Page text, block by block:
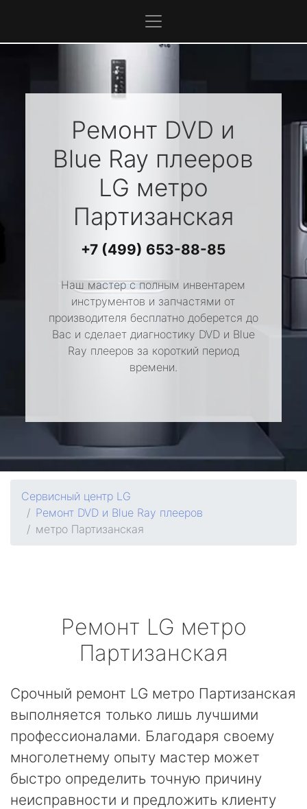
Ремонт DVD и
Blue Ray плееров
LG метро
Партизанская
+7 (499) 653-88-85
Наш мастер с полным инвентарем
инструментов и запчастями от
производителя бесплатно доберется до
Вас и сделает диагностику DVD и Blue
Ray плееров за короткий период
времени.
Сервисный центр LG
Ремонт DVD и Blue Ray плееров
метро Партизанская
Ремонт LG метро
Партизанская
Срочный ремонт LG метро Партизанская
выполняется только лишь лучшими
профессионалами. Благодаря своему
многолетнему опыту мастер может
быстро определить точную причину
неисправности и предложить клиенту